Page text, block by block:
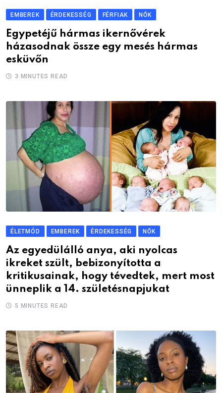
EMBEREK ÉRDEKESSÉG FÉRFIAK NŐK
Egypetéjű hármas ikernővérek
házasodnak össze egy mesés hármas
esküvőn
3 MINUTES READ
ÉLETMÓD EMBEREK ÉRDEKESSÉG NŐK
Az egyedülálló anya, aki nyolcas
ikreket szült, bebizonyította a
kritikusainak, hogy tévedtek, mert most
ünneplik a 14. születésnapjukat
5 MINUTES READ